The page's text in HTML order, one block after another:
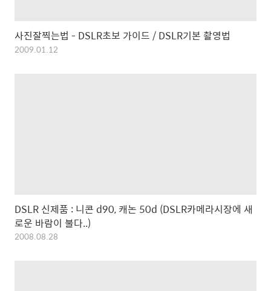
사진잘찍는법 - DSLR초보 가이드 / DSLR기본 촬영법
2009.01.12
DSLR 신제품 : 니콘 d90, 캐논 50d (DSLR카메라시장에 새
로운 바람이 불다..)
2008.08.28